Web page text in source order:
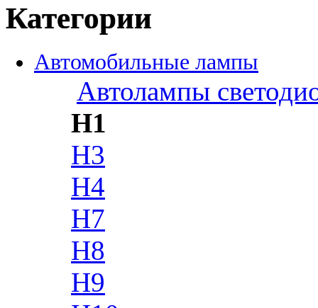
Категории
Автомобильные лампы
Автолампы
H1
H3
H4
H7
H8
H9